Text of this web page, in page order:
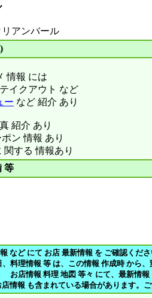
アンバール
情報 には
イクアウト など
ー など 紹介 あり
紹介 あり
ン 情報 あり
する 情報あり
等
など にて お店 最新情報 を ご確認くだ
料理情報 等 は、この情報 作成時 から
店情報 料理 地図 等々 にて、最新情報
情報 も含まれている場合があります。